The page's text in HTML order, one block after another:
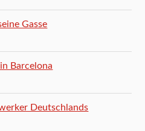
Gasse
Barcelona
Deutschlands